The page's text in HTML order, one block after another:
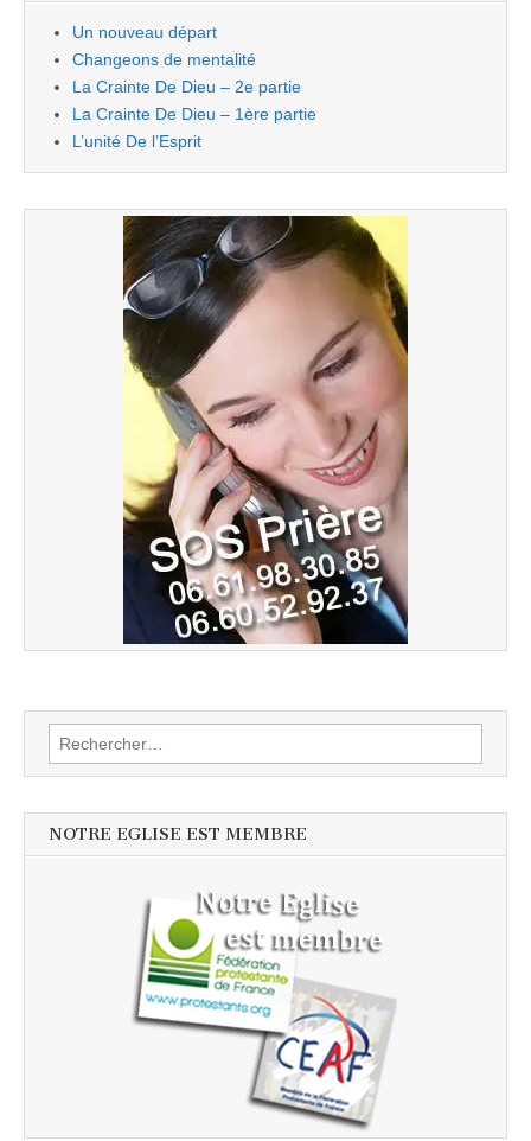
Un nouveau départ
Changeons de mentalité
La Crainte De Dieu – 2e partie
La Crainte De Dieu – 1ère partie
L’unité De l’Esprit
Rechercher :
NOTRE EGLISE EST MEMBRE